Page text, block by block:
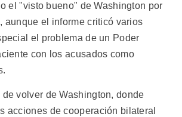
el "visto bueno" de Washington por
aunque el informe criticó varios
el problema de un Poder
con los acusados como
volver de Washington, donde
acciones de cooperación bilateral